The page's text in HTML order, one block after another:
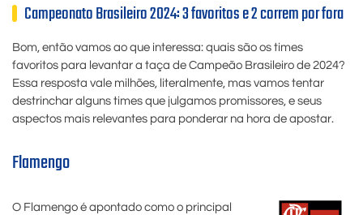
Campeonato Brasileiro 2024: 3 favoritos e 2 correm por fora
Bom, então vamos ao que interessa: quais são os times
favoritos para levantar a taça de Campeão Brasileiro de 2024?
Essa resposta vale milhões, literalmente, mas vamos tentar
destrinchar alguns times que julgamos promissores, e seus
aspectos mais relevantes para ponderar na hora de apostar.
Flamengo
O Flamengo é apontado como o principal